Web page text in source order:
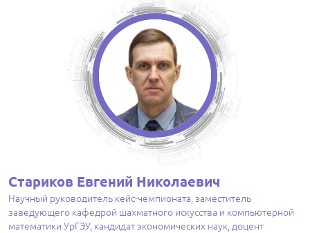
Стариков Евгений Николаевич
Научный руководитель кейс-чемпионата, заместитель
заведующего кафедрой шахматного искусства и компьютерной
математики УрГЭУ, кандидат экономических наук, доцент